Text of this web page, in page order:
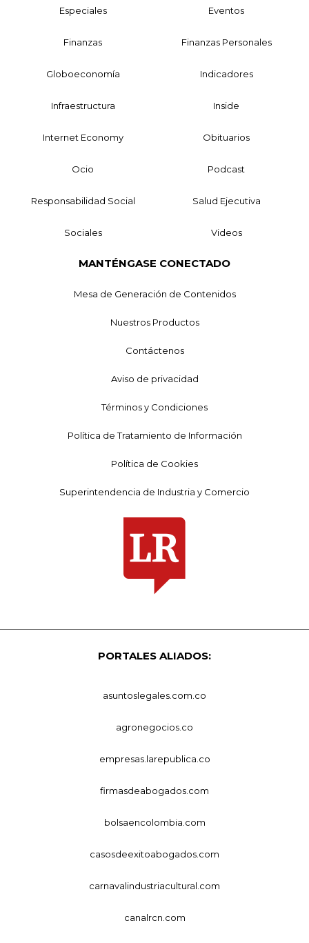
Especiales Eventos
Finanzas Finanzas Personales
Globoeconomía Indicadores
Infraestructura Inside
Internet Economy Obituarios
Ocio Podcast
Responsabilidad Social Salud Ejecutiva
Sociales Videos
MANTÉNGASE CONECTADO
Mesa de Generación de Contenidos
Nuestros Productos
Contáctenos
Aviso de privacidad
Términos y Condiciones
Política de Tratamiento de Información
Política de Cookies
Superintendencia de Industria y Comercio
PORTALES ALIADOS:
asuntoslegales.com.co
agronegocios.co
empresas.larepublica.co
firmasdeabogados.com
bolsaencolombia.com
casosdeexitoabogados.com
carnavalindustriacultural.com
canalrcn.com